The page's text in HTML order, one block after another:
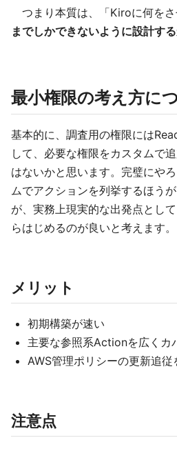
つまり本質は、「Kiroに何をさ
までしかできないように設計す
最小権限の考え方に
基本的に、調査用の権限には
して、必要な権限をカスタムで
はないかと思います。完璧にや
ムでアクションを列挙するほう
が、実務上現実的な出発点とし
らはじめるのが良いと考えます。
メリット
初期構築が速い
主要な参照系Actionを広くカ
AWS管理ポリシーの更新追従
注意点